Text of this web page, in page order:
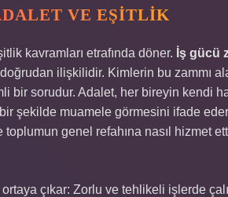
VE EŞITLIK
kavramları etrafında döner. İş gücü
ilişkilidir. Kimlerin bu zammı
bir sorudur. Adalet, her bireyin kendi
şekilde muamele görmesini ifade
genel refahına nasıl hizmet
çıkar: Zorlu ve tehlikeli işlerde